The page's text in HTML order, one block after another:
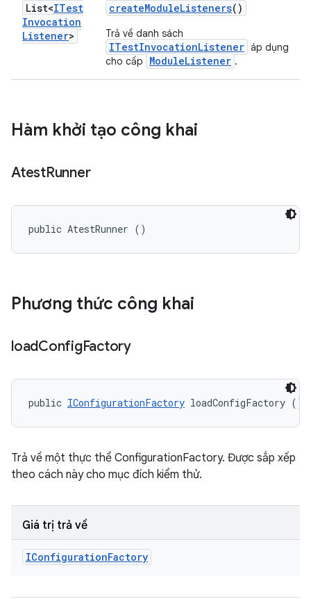
List<ITest
Invocation
Listener>
createModuleListeners()
Trả về danh sách
ITestInvocationListener áp dụng
cho cấp
ModuleListener .
Hàm khởi tạo công khai
AtestRunner
public AtestRunner ()
Phương thức công khai
loadConfigFactory
public IConfigurationFactory loadConfigFactory ()
Trả về một thực thể ConfigurationFactory. Được sắp xếp
theo cách này cho mục đích kiểm thử.
Giá trị trả về
IConfigurationFactory